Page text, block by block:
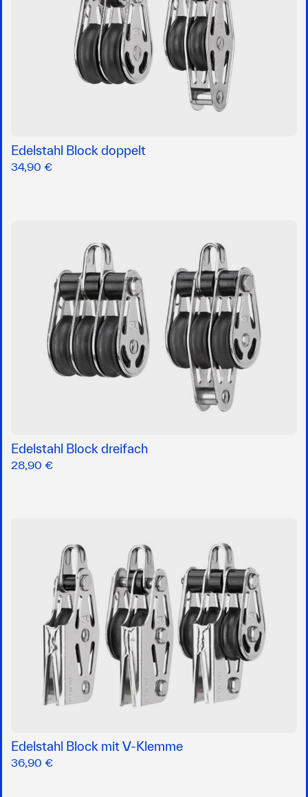
Edelstahl Block doppelt
34,90 €
Edelstahl Block dreifach
28,90 €
Edelstahl Block mit V-Klemme
36,90 €